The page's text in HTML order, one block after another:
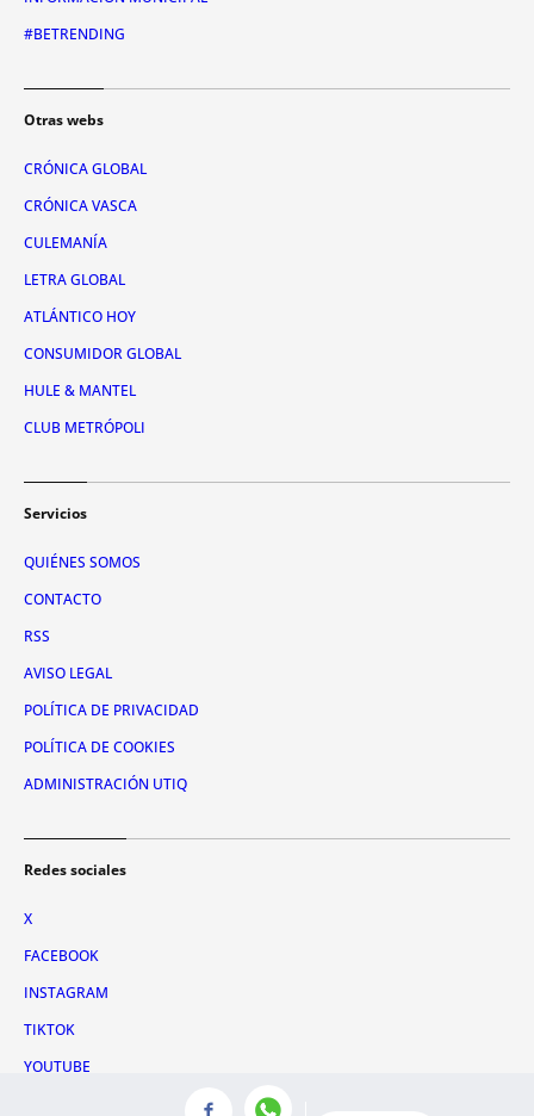
#BETRENDING
Otras webs
CRÓNICA GLOBAL
CRÓNICA VASCA
CULEMANÍA
LETRA GLOBAL
ATLÁNTICO HOY
CONSUMIDOR GLOBAL
HULE & MANTEL
CLUB METRÓPOLI
Servicios
QUIÉNES SOMOS
CONTACTO
RSS
AVISO LEGAL
POLÍTICA DE PRIVACIDAD
POLÍTICA DE COOKIES
ADMINISTRACIÓN UTIQ
Redes sociales
X
FACEBOOK
INSTAGRAM
TIKTOK
YOUTUBE